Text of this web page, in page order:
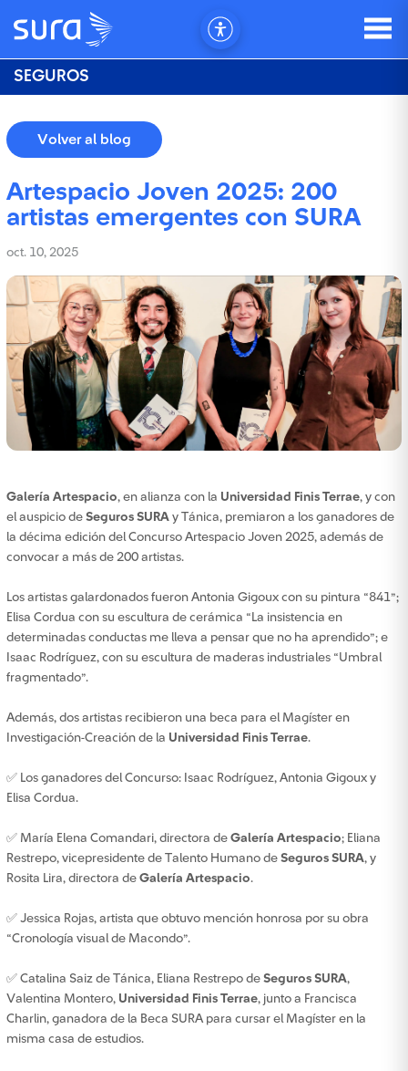
SEGUROS
Volver al blog
Artespacio Joven 2025: 200
artistas emergentes con SURA
oct. 10, 2025
Galería Artespacio, en alianza con la Universidad Finis Terrae, y con
el auspicio de Seguros SURA y Tánica, premiaron a los ganadores de
la décima edición del Concurso Artespacio Joven 2025, además de
convocar a más de 200 artistas.
Los artistas galardonados fueron Antonia Gigoux con su pintura “841”;
Elisa Cordua con su escultura de cerámica “La insistencia en
determinadas conductas me lleva a pensar que no ha aprendido”; e
Isaac Rodríguez, con su escultura de maderas industriales “Umbral
fragmentado”.
Además, dos artistas recibieron una beca para el Magíster en
Investigación-Creación de la Universidad Finis Terrae.
✅ Los ganadores del Concurso: Isaac Rodríguez, Antonia Gigoux y
Elisa Cordua.
✅ María Elena Comandari, directora de Galería Artespacio; Eliana
Restrepo, vicepresidente de Talento Humano de Seguros SURA, y
Rosita Lira, directora de Galería Artespacio.
✅ Jessica Rojas, artista que obtuvo mención honrosa por su obra
“Cronología visual de Macondo”.
✅ Catalina Saiz de Tánica, Eliana Restrepo de Seguros SURA,
Valentina Montero, Universidad Finis Terrae, junto a Francisca
Charlin, ganadora de la Beca SURA para cursar el Magíster en la
misma casa de estudios.